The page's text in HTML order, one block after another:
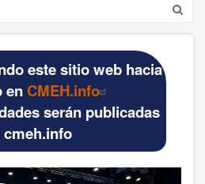
este sitio web hacia
en CMEH.info
serán publicadas
cmeh.info